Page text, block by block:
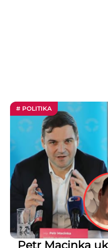
# POLITIKA